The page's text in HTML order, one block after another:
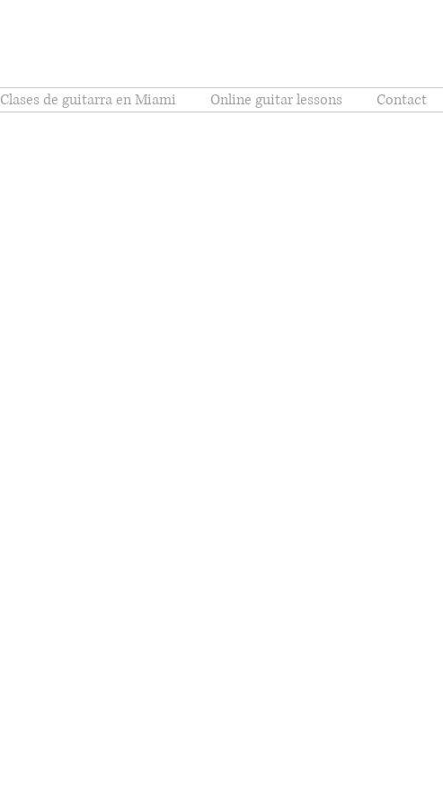
Clases de guitarra en Miami Online guitar lessons Contact